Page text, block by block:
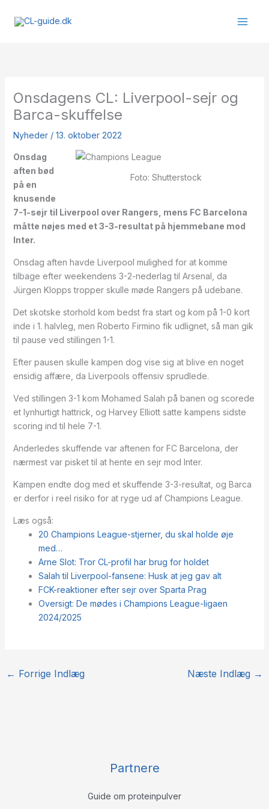
Onsdagens CL: Liverpool-sejr og
Barca-skuffelse
Nyheder/ 13. oktober 2022
Foto: Shutterstock
Onsdag
aften bød
på en
knusende
7-1-sejr til Liverpool over Rangers, mens FC Barcelona
måtte nøjes med et 3-3-resultat på hjemmebane mod
Inter.
Onsdag aften havde Liverpool mulighed for at komme
tilbage efter weekendens 3-2-nederlag til Arsenal, da
Jürgen Klopps tropper skulle møde Rangers på udebane.
Det skotske storhold kom bedst fra start og kom på 1-0 kort
inde i 1. halvleg, men Roberto Firmino fik udlignet, så man gik
til pause ved stillingen 1-1.
Efter pausen skulle kampen dog vise sig at blive en noget
ensidig affære, da Liverpools offensiv sprudlede.
Ved stillingen 3-1 kom Mohamed Salah på banen og scorede
et lynhurtigt hattrick, og Harvey Elliott satte kampens sidste
scoring ind til hele 7-1.
Anderledes skuffende var aftenen for FC Barcelona, der
nærmest var pisket til at hente en sejr mod Inter.
Kampen endte dog med et skuffende 3-3-resultat, og Barca
er derfor i reel risiko for at ryge ud af Champions League.
Læs også:
20 Champions League-stjerner, du skal holde øje
med…
Arne Slot: Tror CL-profil har brug for holdet
Salah til Liverpool-fansene: Husk at jeg gav alt
FCK-reaktioner efter sejr over Sparta Prag
Oversigt: De mødes i Champions League-ligaen
2024/2025
← Forrige Indlæg Næste Indlæg →
Partnere
Guide om proteinpulver